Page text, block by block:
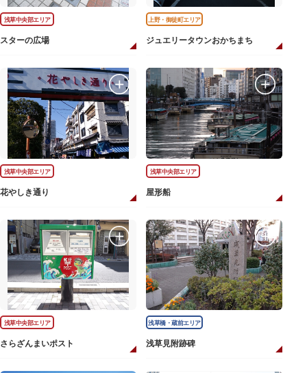
浅草中央部エリア
スターの広場
上野・御徒町エリア
ジュエリータウンおかちまち
浅草中央部エリア
花やしき通り
浅草中央部エリア
屋形船
浅草中央部エリア
さらざんまいポスト
浅草橋・蔵前エリア
浅草見附跡碑